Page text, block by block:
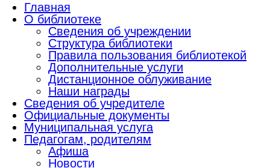
Главная
О библиотеке
Сведения об учреждении
Структура библиотеки
Правила пользования библиотекой
Дополнительные услуги
Дистанционное облуживание
Наши награды
Сведения об учредителе
Официальные документы
Муниципальная услуга
Педагогам, родителям
Афиша
Новости